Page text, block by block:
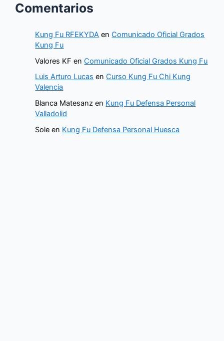
Comentarios
Kung Fu RFEKYDA enComunicado Oficial Grados
Kung Fu
Valores KF enComunicado Oficial Grados Kung Fu
Luis Arturo Lucas enCurso Kung Fu Chi Kung
Valencia
Blanca Matesanz en Kung Fu Defensa Personal
Valladolid
Sole en Kung Fu Defensa Personal Huesca